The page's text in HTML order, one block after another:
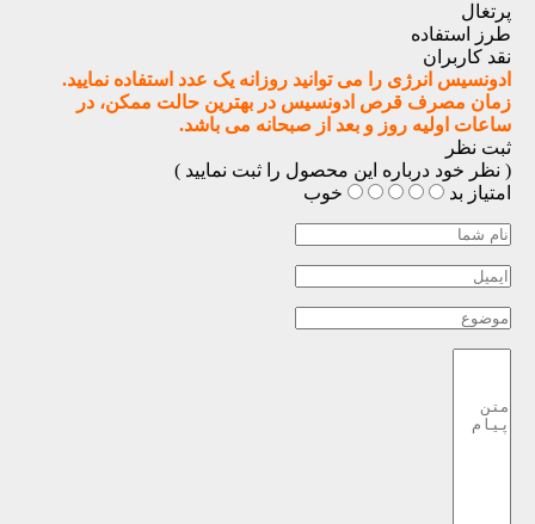
پرتغال
طرز استفاده
نقد کاربران
ادونسیس انرژی را می توانید روزانه یک عدد استفاده نمایید.
زمان مصرف قرص ادونسیس در بهترین حالت ممکن، در
ساعات اولیه روز و بعد از صبحانه می باشد.
ثبت نظر
( نظر خود درباره این محصول را ثبت نمایید )
امتیاز بد خوب